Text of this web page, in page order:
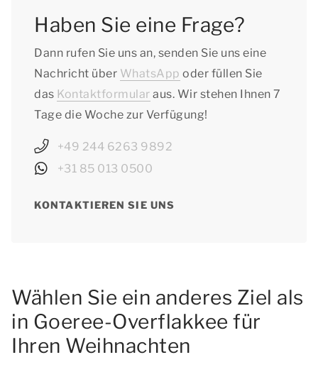
Haben Sie eine Frage?
Dann rufen Sie uns an, senden Sie uns eine
Nachricht über WhatsApp oder füllen Sie
das Kontaktformular aus. Wir stehen Ihnen 7
Tage die Woche zur Verfügung!
+49 244 6263 9892
+31 85 013 0500
KONTAKTIEREN SIE UNS
Wählen Sie ein anderes Ziel als
in Goeree-Overflakkee für
Ihren Weihnachten